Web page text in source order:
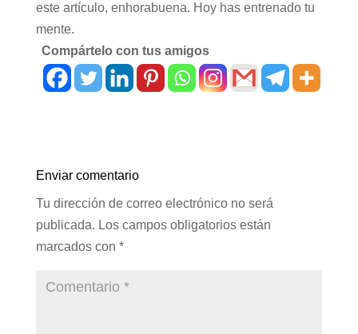
este artículo, enhorabuena. Hoy has entrenado tu
mente.
Compártelo con tus amigos
Enviar comentario
Tu dirección de correo electrónico no será
publicada. Los campos obligatorios están
marcados con *